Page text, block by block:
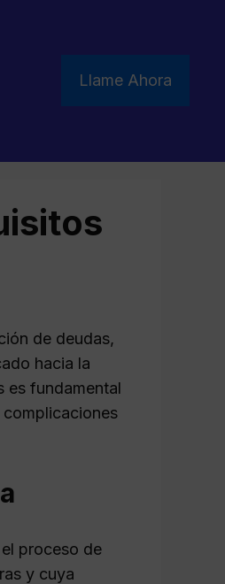
Llame Ahora
de deudas,
hacia la
es fundamental
proceso de
y cuya